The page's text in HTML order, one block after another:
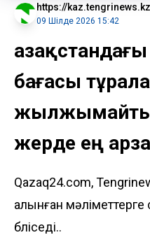
https://kaz.tengrinews.kz
09 Шілде 2026 15:42
бағасы
жерде ең
Qazaq24.com,
алынған
бөліседі..